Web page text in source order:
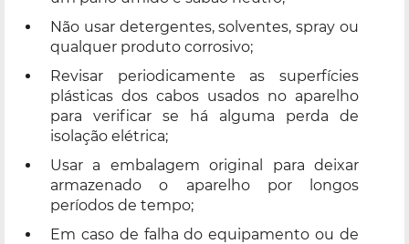
Não usar detergentes, solventes, spray ou
qualquer produto corrosivo;
Revisar periodicamente as superfícies
plásticas dos cabos usados no aparelho
para verificar se há alguma perda de
isolação elétrica;
Usar a embalagem original para deixar
armazenado o aparelho por longos
períodos de tempo;
Em caso de falha do equipamento ou de